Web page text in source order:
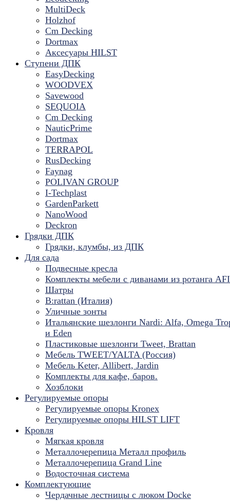
MultiDeck
Holzhof
Cm Decking
Dortmax
Аксесуары HILST
Ступени ДПК
EasyDecking
WOODVEX
Savewood
SEQUOIA
Cm Decking
NauticPrime
Dortmax
TERRAPOL
RusDecking
Faynag
POLIVAN GROUP
I-Techplast
GardenParkett
NanoWood
Deckron
Грядки ДПК
Грядки, клумбы, из ДПК
Для сада
Подвесные кресла
Комплекты мебели с диванами из ротанга
Шатры
B:rattan (Италия)
Уличные зонты
Итальянские шезлонги Nardi: Alfa, Omega
и Eden
Пластиковые шезлонги Tweet, Brattan
Мебель TWEET/YALTA (Россия)
Мебель Keter, Allibert, Jardin
Комплекты для кафе, баров.
Хозблоки
Регулируемые опоры
Регулируемые опоры Kronex
Регулируемые опоры HILST LIFT
Кровля
Мягкая кровля
Металлочерепица Металл профиль
Металлочерепица Grand Line
Водосточная система
Комплектующие
Чердачные лестницы с люком Docke